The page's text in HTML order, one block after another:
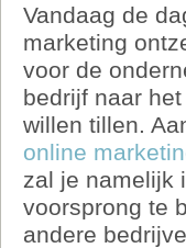
Vandaag de
marketing
voor de
bedrijf naar
willen tillen.
online
zal je namelijk
voorsprong te
andere